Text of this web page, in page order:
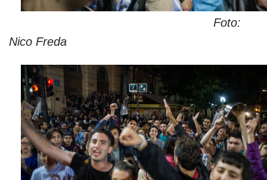
Foto:
Nico Freda